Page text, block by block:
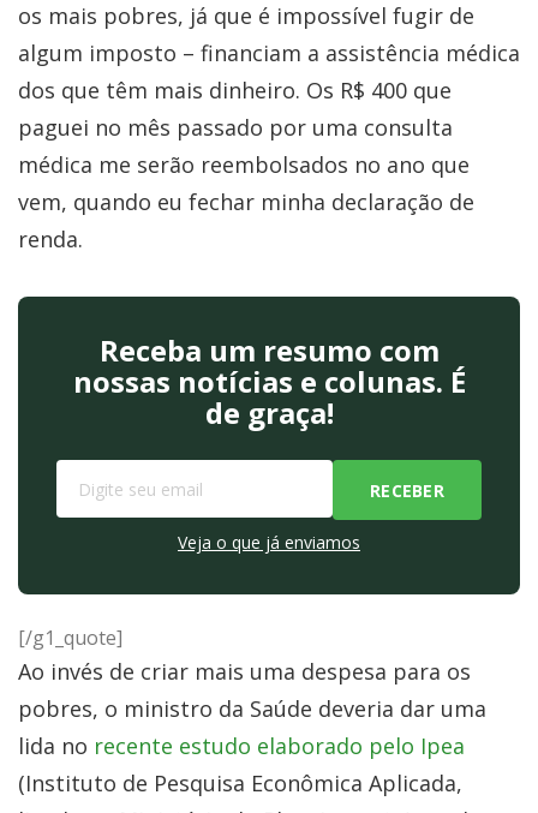
os mais pobres, já que é impossível fugir de
algum imposto – financiam a assistência médica
dos que têm mais dinheiro. Os R$ 400 que
paguei no mês passado por uma consulta
médica me serão reembolsados no ano que
vem, quando eu fechar minha declaração de
renda.
Receba um resumo com
nossas notícias e colunas. É
de graça!
Veja o que já enviamos
[/g1_quote]
Ao invés de criar mais uma despesa para os
pobres, o ministro da Saúde deveria dar uma
lida no recente estudo elaborado pelo Ipea
(Instituto de Pesquisa Econômica Aplicada,